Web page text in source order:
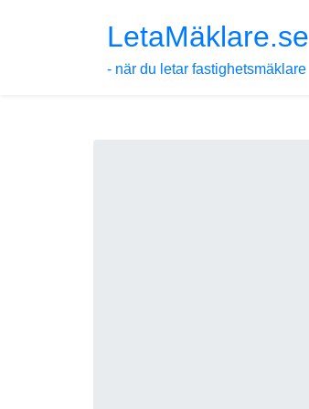
LetaMäklare.se
- när du letar fastighetsmäklare